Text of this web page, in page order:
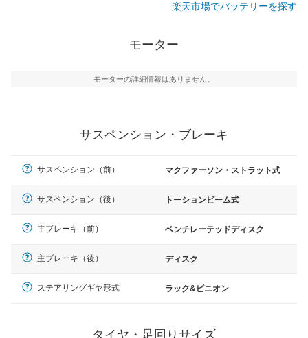
楽天市場でバッテリーを探す
モーター
モーターの詳細情報はありません。
サスペンション・ブレーキ
サスペンション（前） マクファーソン・ストラット式
サスペンション（後） トーションビーム式
主ブレーキ（前） ベンチレーテッドディスク
主ブレーキ（後） ディスク
ステアリングギヤ形式 ラック&ピニオン
タイヤ・足回りサイズ